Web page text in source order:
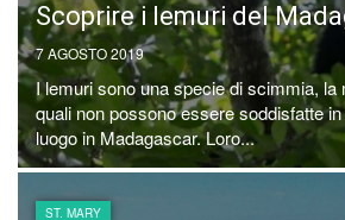
Scoprire i lemuri del
7 AGOSTO 2019
I lemuri sono una specie di scimmia, la
quali non possono essere soddisfatte
luogo in Madagascar. Loro...
ST. MARY